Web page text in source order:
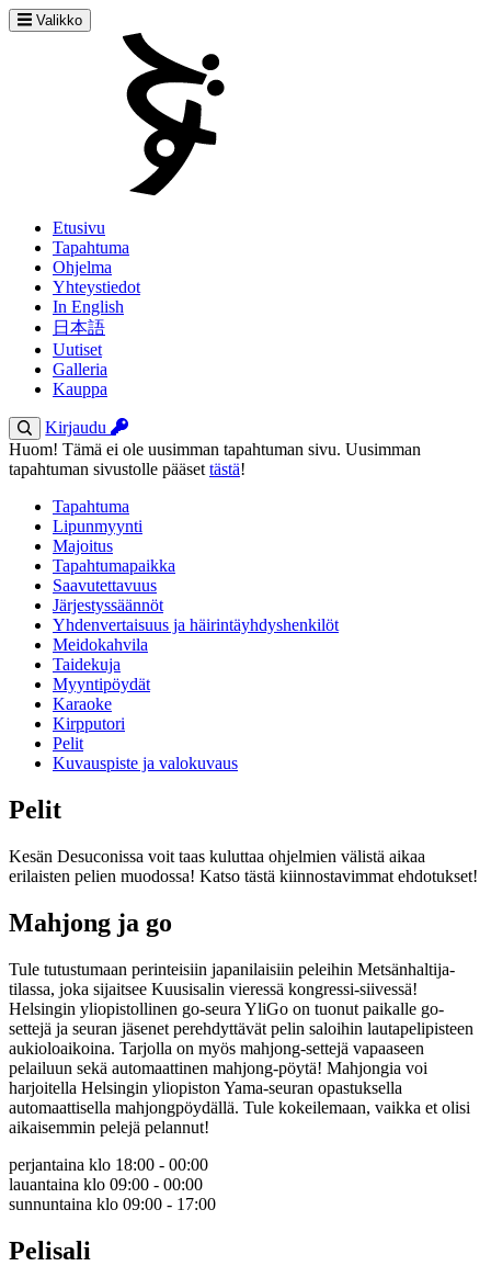
Valikko
Etusivu
Tapahtuma
Ohjelma
Yhteystiedot
In English
日本語
Uutiset
Galleria
Kauppa
Kirjaudu
Huom! Tämä ei ole uusimman tapahtuman sivu. Uusimman
tapahtuman sivustolle pääset tästä!
Tapahtuma
Lipunmyynti
Majoitus
Tapahtumapaikka
Saavutettavuus
Järjestyssäännöt
Yhdenvertaisuus ja häirintäyhdyshenkilöt
Meidokahvila
Taidekuja
Myyntipöydät
Karaoke
Kirpputori
Pelit
Kuvauspiste ja valokuvaus
Pelit
Kesän Desuconissa voit taas kuluttaa ohjelmien välistä aikaa
erilaisten pelien muodossa! Katso tästä kiinnostavimmat ehdotukset!
Mahjong ja go
Tule tutustumaan perinteisiin japanilaisiin peleihin Metsänhaltija-
tilassa, joka sijaitsee Kuusisalin vieressä kongressi-siivessä!
Helsingin yliopistollinen go-seura YliGo on tuonut paikalle go-
settejä ja seuran jäsenet perehdyttävät pelin saloihin lautapelipisteen
aukioloaikoina. Tarjolla on myös mahjong-settejä vapaaseen
pelailuun sekä automaattinen mahjong-pöytä! Mahjongia voi
harjoitella Helsingin yliopiston Yama-seuran opastuksella
automaattisella mahjongpöydällä. Tule kokeilemaan, vaikka et olisi
aikaisemmin pelejä pelannut!
perjantaina klo 18:00 - 00:00
lauantaina klo 09:00 - 00:00
sunnuntaina klo 09:00 - 17:00
Pelisali